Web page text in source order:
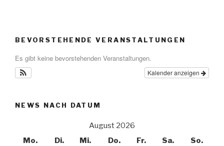
BEVORSTEHENDE VERANSTALTUNGEN
Es gibt keine bevorstehenden Veranstaltungen.
Kalender anzeigen
NEWS NACH DATUM
August 2026
Mo.
Di. Mi. Do. Fr. Sa. So.